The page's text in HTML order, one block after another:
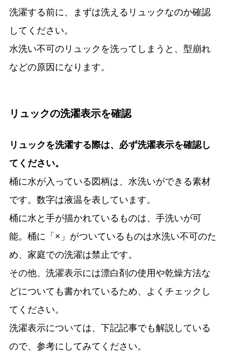
洗濯する前に、まずは洗えるリュックなのか確認
してください。
水洗い不可のリュックを洗ってしまうと、型崩れ
などの原因になります。
リュックの洗濯表示を確認
リュックを洗濯する際は、必ず洗濯表示を確認し
てください。
桶に水が入っている図柄は、水洗いができる素材
です。数字は液温を表しています。
桶に水と手が描かれているものは、手洗いが可
能。桶に「×」がついているものは水洗い不可のた
め、家庭での洗濯は禁止です。
その他、洗濯表示には漂白剤の使用や乾燥方法な
どについても書かれているため、よくチェックし
てください。
洗濯表示については、下記記事でも解説している
ので、参考にしてみてください。